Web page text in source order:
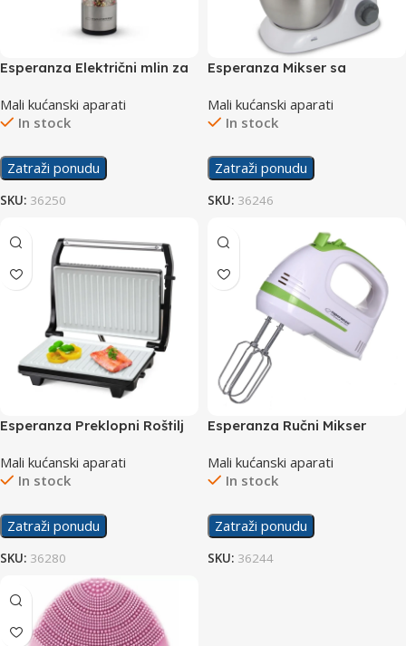
Esperanza Električni mlin za
Mali kućanski aparati
In stock
Zatraži ponudu
SKU: 36250
Esperanza Mikser sa
Mali kućanski aparati
In stock
Zatraži ponudu
SKU: 36246
Esperanza Preklopni Roštilj
Mali kućanski aparati
In stock
Zatraži ponudu
SKU: 36280
Esperanza Ručni Mikser
Mali kućanski aparati
In stock
Zatraži ponudu
SKU: 36244